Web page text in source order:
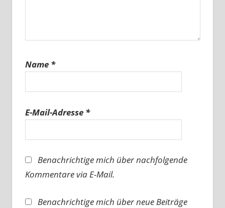
Name *
E-Mail-Adresse *
Benachrichtige mich über nachfolgende
Kommentare via E-Mail.
Benachrichtige mich über neue Beiträge